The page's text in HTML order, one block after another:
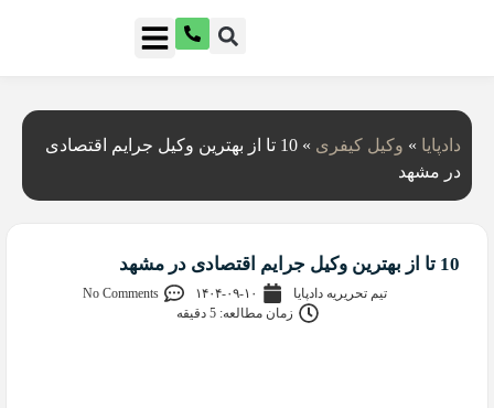
دادپایا » وکیل کیفری »
10 تا از بهترین وکیل جرایم اقتصادی
در مشهد
10 تا از بهترین وکیل جرایم اقتصادی در مشهد
تیم تحریریه دادپایا ۱۴۰۴-۰۹-۱۰
No Comments
زمان مطالعه: 5 دقیقه